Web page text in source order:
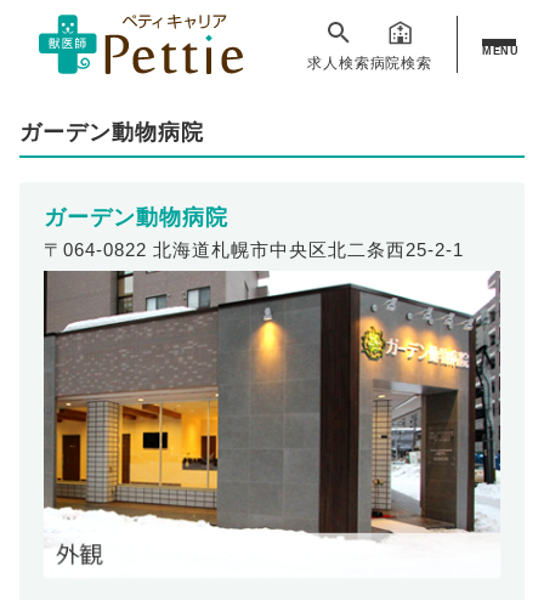
求人検索病院検索
MENU
ガーデン動物病院
ガーデン動物病院
〒064-0822 北海道札幌市中央区北二条西25-2-1